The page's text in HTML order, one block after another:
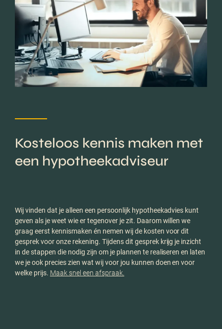
Kosteloos kennis maken met
een hypotheekadviseur
Wij vinden dat je alleen een persoonlijk hypotheekadvies kunt
geven als je weet wie er tegenover je zit. Daarom willen we
graag eerst kennismaken én nemen wij de kosten voor dit
gesprek voor onze rekening. Tijdens dit gesprek krijg je inzicht
in de stappen die nodig zijn om je plannen te realiseren en laten
we je ook precies zien wat wij voor jou kunnen doen en voor
welke prijs. Maak snel een afspraak.